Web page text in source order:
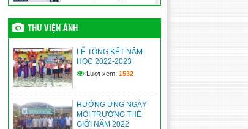
(09/06/2026)
An Giang triển lãm ảnh
“Nguyễn Tất Thành –
Nguyễn Ái Quốc – Hồ Chí
Minh”: Lan tỏa giá trị lịch sử
bằng chuyển đổi số
(09/06/2026)
Vĩnh Bình nâng cao năng
lực quản trị, điều hành của
đội ngũ cán bộ cơ sở
THƯ VIỆN ẢNH
LỄ TỔNG KẾT NĂM
HỌC 2022-2023
Lượt xem: 1532
HƯỞNG ỨNG NGÀY
MÔI TRƯỜNG THẾ
GIỚI NĂM 2022